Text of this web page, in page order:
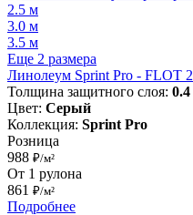
2.5 м
3.0 м
3.5 м
Еще 2 размера
Линолеум Sprint Pro - FLOT 2
Толщина защитного слоя: 0.4
Цвет: Серый
Коллекция: Sprint Pro
Розница
988 ₽/м²
От 1 рулона
861 ₽/м²
Подробнее